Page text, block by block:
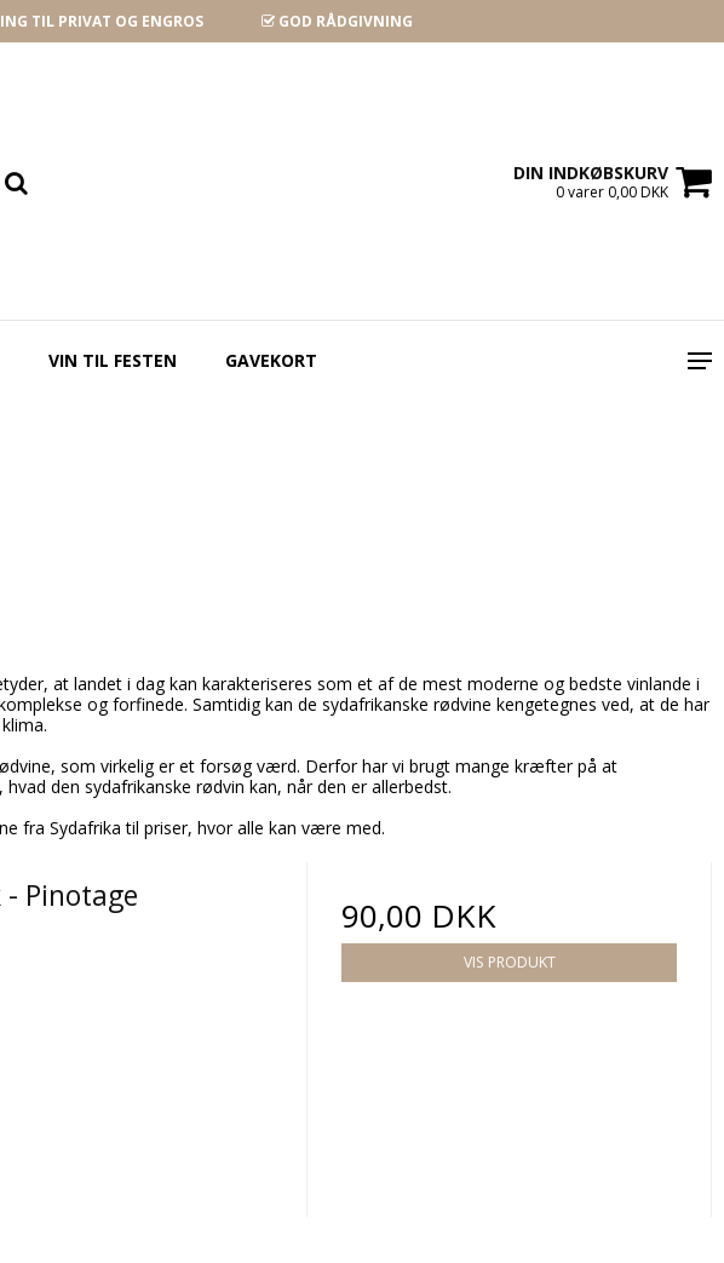
TIL PRIVAT OG ENGROS GOD RÅDGIVNING
DIN INDKØBSKURV
0 varer 0,00 DKK
VIN TIL FESTEN GAVEKORT
at landet i dag kan karakteriseres som et af de mest moderne og bedste vinlande i
og forfinede. Samtidig kan de sydafrikanske rødvine kengetegnes ved, at de har
som virkelig er et forsøg værd. Derfor har vi brugt mange kræfter på at
den sydafrikanske rødvin kan, når den er allerbedst.
fra Sydafrika til priser, hvor alle kan være med.
- Pinotage 90,00 DKK
VIS PRODUKT